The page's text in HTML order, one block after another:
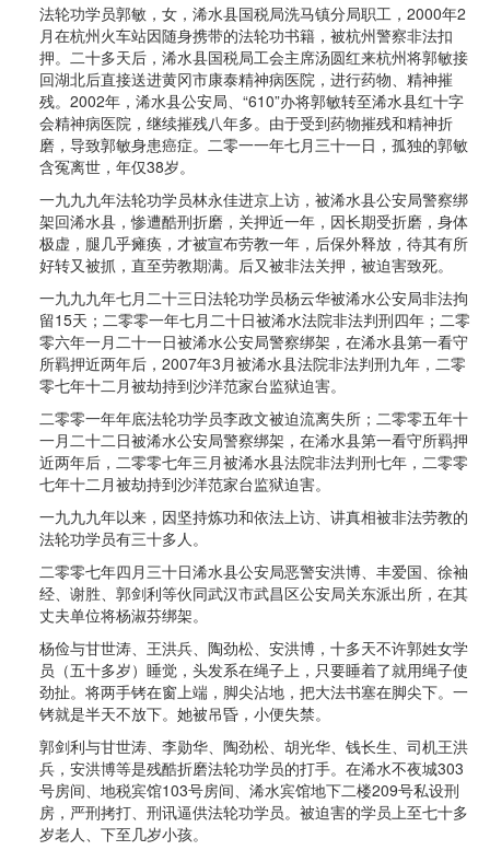
法轮功学员郭敏，女，浠水县国税局洗马镇分局职工，2000年2
月在杭州火车站因随身携带的法轮功书籍，被杭州警察非法扣
押。二十多天后，浠水县国税局工会主席汤圆红来杭州将郭敏接
回湖北后直接送进黄冈市康泰精神病医院，进行药物、精神摧
残。2002年，浠水县公安局、“610”办将郭敏转至浠水县红十字
会精神病医院，继续摧残八年多。由于受到药物摧残和精神折
磨，导致郭敏身患癌症。二零一一年七月三十一日，孤独的郭敏
含冤离世，年仅38岁。
一九九九年法轮功学员林永佳进京上访，被浠水县公安局警察绑
架回浠水县，惨遭酷刑折磨，关押近一年，因长期受折磨，身体
极虚，腿几乎瘫痪，才被宣布劳教一年，后保外释放，待其有所
好转又被抓，直至劳教期满。后又被非法关押，被迫害致死。
一九九九年七月二十三日法轮功学员杨云华被浠水公安局非法拘
留15天；二零零一年七月二十日被浠水法院非法判刑四年；二零
零六年一月二十一日被浠水公安局警察绑架，在浠水县第一看守
所羁押近两年后，2007年3月被浠水县法院非法判刑九年，二零
零七年十二月被劫持到沙洋范家台监狱迫害。
二零零一年年底法轮功学员李政文被迫流离失所；二零零五年十
一月二十二日被浠水公安局警察绑架，在浠水县第一看守所羁押
近两年后，二零零七年三月被浠水县法院非法判刑七年，二零零
七年十二月被劫持到沙洋范家台监狱迫害。
一九九九年以来，因坚持炼功和依法上访、讲真相被非法劳教的
法轮功学员有三十多人。
二零零七年四月三十日浠水县公安局恶警安洪博、丰爱国、徐袖
经、谢胜、郭剑利等伙同武汉市武昌区公安局关东派出所，在其
丈夫单位将杨淑芬绑架。
杨俭与甘世涛、王洪兵、陶劲松、安洪博，十多天不许郭姓女学
员（五十多岁）睡觉，头发系在绳子上，只要睡着了就用绳子使
劲扯。将两手铐在窗上端，脚尖沾地，把大法书塞在脚尖下。一
铐就是半天不放下。她被吊昏，小便失禁。
郭剑利与甘世涛、李勋华、陶劲松、胡光华、钱长生、司机王洪
兵，安洪博等是残酷折磨法轮功学员的打手。在浠水不夜城303
号房间、地税宾馆103号房间、浠水宾馆地下二楼209号私设刑
房，严刑拷打、刑讯逼供法轮功学员。被迫害的学员上至七十多
岁老人、下至几岁小孩。